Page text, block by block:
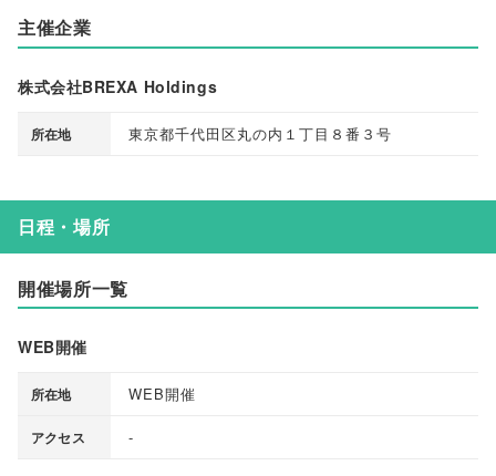
主催企業
株式会社BREXA Holdings
所在地 東京都千代田区丸の内１丁目８番３号
日程・場所
開催場所一覧
WEB開催
所在地 WEB開催
アクセス -